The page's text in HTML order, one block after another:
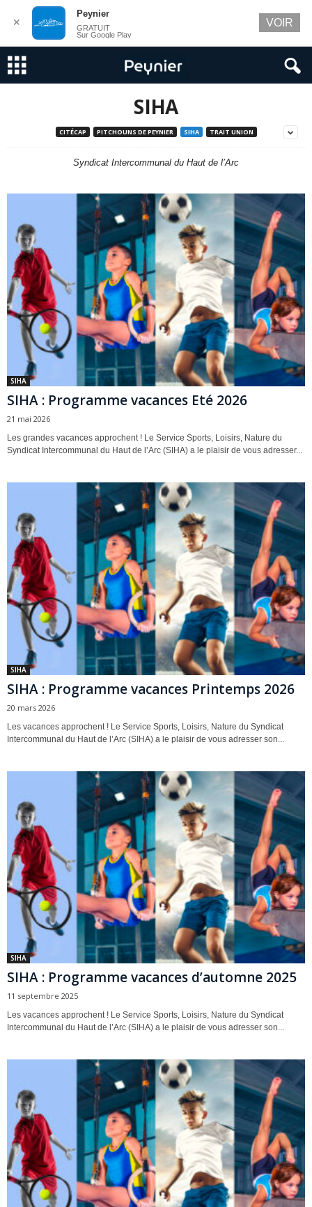
SIHA
CITÉCAP PITCHOUNS DE PEYNIER SIHA TRAIT UNION
Syndicat Intercommunal du Haut de l’Arc
SIHA
SIHA : Programme vacances Eté 2026
21 mai 2026
Les grandes vacances approchent ! Le Service Sports, Loisirs, Nature du
Syndicat Intercommunal du Haut de l’Arc (SIHA) a le plaisir de vous adresser...
SIHA
SIHA : Programme vacances Printemps 2026
20 mars 2026
Les vacances approchent ! Le Service Sports, Loisirs, Nature du Syndicat
Intercommunal du Haut de l’Arc (SIHA) a le plaisir de vous adresser son...
SIHA
SIHA : Programme vacances d’automne 2025
11 septembre 2025
Les vacances approchent ! Le Service Sports, Loisirs, Nature du Syndicat
Intercommunal du Haut de l’Arc (SIHA) a le plaisir de vous adresser son...
✕
Peynier
GRATUIT
Sur Google Play
VOIR